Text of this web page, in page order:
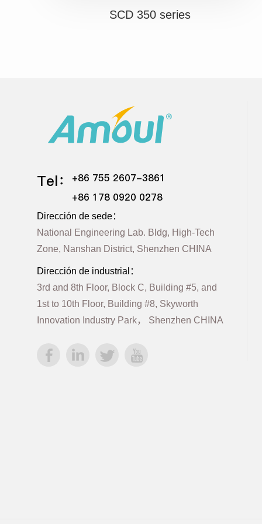
SCD 350 series
Tel：
+86 755 2607-3861
+86 178 0920 0278
Dirección de sede：
National Engineering Lab. Bldg, High-Tech
Zone, Nanshan District, Shenzhen CHINA
Dirección de industrial：
3rd and 8th Floor, Block C, Building #5, and
1st to 10th Floor, Building #8, Skyworth
Innovation Industry Park， Shenzhen CHINA